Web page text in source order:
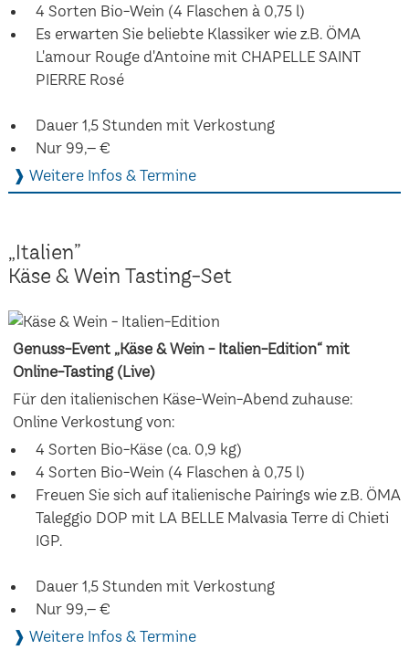
4 Sorten Bio-Wein (4 Flaschen à 0,75 l)
Es erwarten Sie beliebte Klassiker wie z.B. ÖMA
L'amour Rouge d'Antoine mit CHAPELLE SAINT
PIERRE Rosé
Dauer 1,5 Stunden mit Verkostung
Nur 99,– €
❱ Weitere Infos & Termine
„Italien”
Käse & Wein Tasting-Set
Genuss-Event „Käse & Wein - Italien-Edition“ mit
Online-Tasting (Live)
Für den italienischen Käse-Wein-Abend zuhause:
Online Verkostung von:
4 Sorten Bio-Käse (ca. 0,9 kg)
4 Sorten Bio-Wein (4 Flaschen à 0,75 l)
Freuen Sie sich auf italienische Pairings wie z.B. ÖMA
Taleggio DOP mit LA BELLE Malvasia Terre di Chieti
IGP.
Dauer 1,5 Stunden mit Verkostung
Nur 99,– €
❱ Weitere Infos & Termine